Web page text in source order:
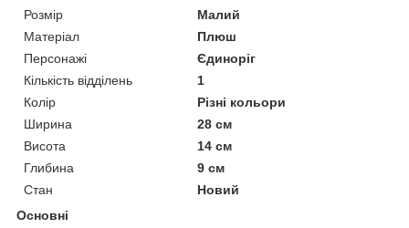
Розмір
Малий
Матеріал
Плюш
Персонажі
Єдиноріг
Кількість відділень
1
Колір
Різні кольори
Ширина
28 см
Висота
14 см
Глибина
9 см
Стан
Новий
Основні